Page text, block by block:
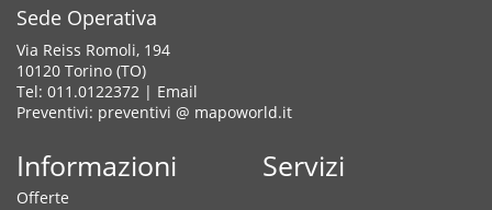
Sede Operativa
Via Reiss Romoli, 194
10120 Torino (TO)
Tel: 011.0122372 | Email
Preventivi: preventivi @ mapoworld.it
Informazioni
Offerte
Servizi